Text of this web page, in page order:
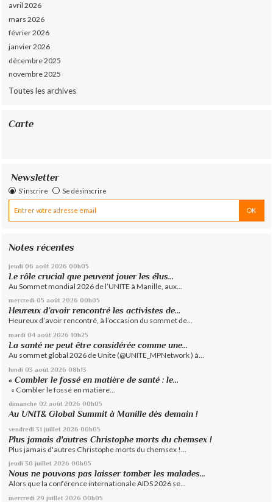
avril 2026
mars 2026
février 2026
janvier 2026
décembre 2025
novembre 2025
Toutes les archives
Carte
Newsletter
S'inscrire Se désinscrire
Notes récentes
jeudi 06 août 2026 00h05
Le rôle crucial que peuvent jouer les élus...
Au Sommet mondial 2026 de l’UNITE à Manille, aux...
mercredi 05 août 2026 00h05
Heureux d’avoir rencontré les activistes de...
Heureux d’avoir rencontré, à l’occasion du sommet de...
mardi 04 août 2026 10h25
La santé ne peut être considérée comme une...
Au sommet global 2026 de Unite (@UNITE_MPNetwork ) à...
lundi 03 août 2026 08h13
« Combler le fossé en matière de santé : le...
« Combler le fossé en matière...
dimanche 02 août 2026 00h05
Au UNIT& Global Summit à Manille dès demain !
vendredi 31 juillet 2026 00h05
Plus jamais d'autres Christophe morts du chemsex !
Plus jamais d'autres Christophe morts du chemsex !...
jeudi 30 juillet 2026 00h05
Nous ne pouvons pas laisser tomber les malades...
Alors que la conférence internationale AIDS 2026 se...
mercredi 29 juillet 2026 00h05